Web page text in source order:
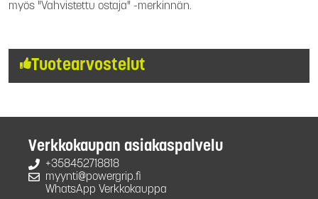
myös "Vahvistettu ostaja" -merkinnän.
Tuotearvostelut
Verkkokaupan asiakaspalvelu
+358452718818
myynti@powergrip.fi
WhatsApp Verkkokauppa